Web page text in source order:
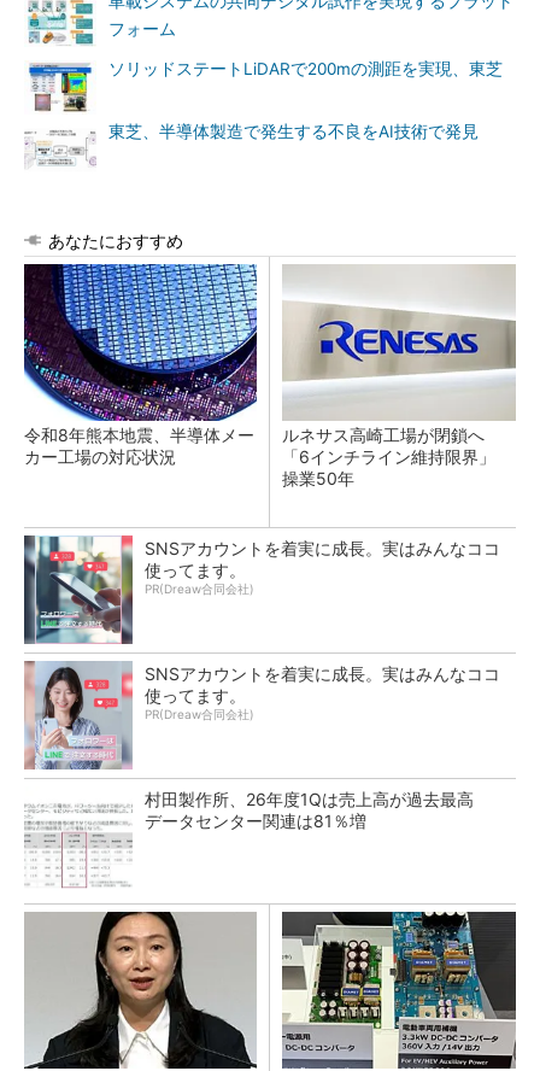
フォーム
ソリッドステートLiDARで200mの測距を実現、東芝
東芝、半導体製造で発生する不良をAI技術で発見
あなたにおすすめ
令和8年熊本地震、半導体メー
カー工場の対応状況
ルネサス高崎工場が閉鎖へ
「6インチライン維持限界」
操業50年
SNSアカウントを着実に成長。実はみんなココ
使ってます。
PR(Dreaw合同会社)
SNSアカウントを着実に成長。実はみんなココ
使ってます。
PR(Dreaw合同会社)
村田製作所、26年度1Qは売上高が過去最高
データセンター関連は81％増